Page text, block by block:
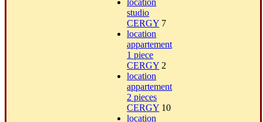
studio
CERGY 7
location
appartement
1 piece
CERGY 2
location
appartement
2 pieces
CERGY 10
location